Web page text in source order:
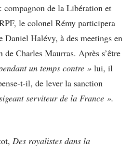
compagnon de la Libération et
le colonel Rémy participera
Daniel Halévy, à des meetings en
Charles Maurras. Après s’être
un temps contre » lui, il
t-il, de lever la sanction
serviteur de la France ».
Des royalistes dans la